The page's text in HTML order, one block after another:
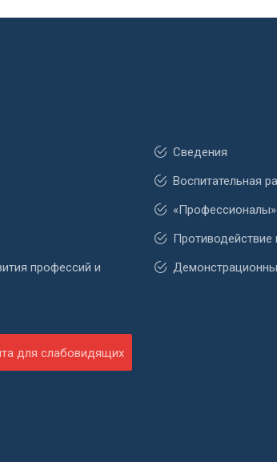
Сведения
Воспитательная
«Профессионалы»
Противодействие
профессий и
для слабовидящих